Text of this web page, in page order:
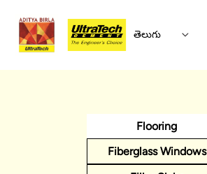
తెలుగు
Flooring
Fiberglass Windows